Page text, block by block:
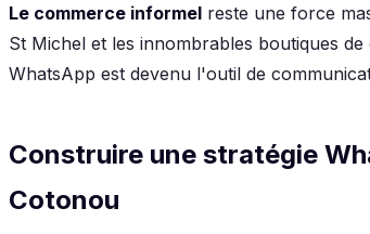
Le commerce informel reste une force
St Michel et les innombrables boutiques
WhatsApp est devenu l'outil de
Construire une stratégie
Cotonou